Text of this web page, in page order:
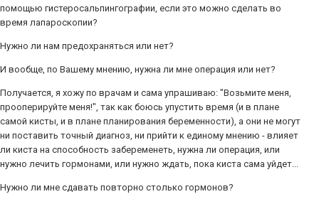
помощью гистеросальпингографии, если это можно сделать во
время лапароскопии?
Нужно ли нам предохраняться или нет?
И вообще, по Вашему мнению, нужна ли мне операция или нет?
Получается, я хожу по врачам и сама упрашиваю: "Возьмите меня,
прооперируйте меня!", так как боюсь упустить время (и в плане
самой кисты, и в плане планирования беременности), а они не могут
ни поставить точный диагноз, ни прийти к единому мнению - влияет
ли киста на способность забеременеть, нужна ли операция, или
нужно лечить гормонами, или нужно ждать, пока киста сама уйдет...
Нужно ли мне сдавать повторно столько гормонов?